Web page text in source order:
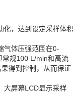
，达到设定采样体积
体压强范围在0-
常规100 L/min和高流
得到控制，从而保证
屏幕LCD显示采样